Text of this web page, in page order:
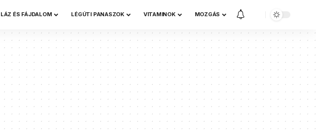
LÁZ ÉS FÁJDALOM LÉGÚTI PANASZOK VITAMINOK MOZGÁS